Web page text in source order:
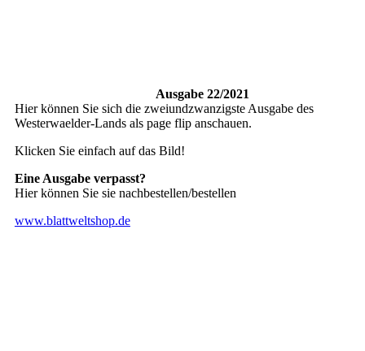
Ausgabe 22/2021
Hier können Sie sich die zweiundzwanzigste Ausgabe des
Westerwaelder-Lands als page flip anschauen.
Klicken Sie einfach auf das Bild!
Eine Ausgabe verpasst?
Hier können Sie sie nachbestellen/bestellen
www.blattweltshop.de